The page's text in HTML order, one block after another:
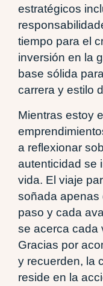
estratégicos
tiempo para el
inversión en la
base sólida
carrera y estilo
Mientras estoy
a reflexionar
autenticidad se
vida. El viaje
soñada apenas
paso y cada
se acerca cada
Gracias por
y recuerden, la
reside en la